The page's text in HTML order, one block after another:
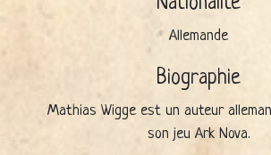
Allemande
Biographie
Mathias Wigge est un auteur
son jeu Ark Nova.